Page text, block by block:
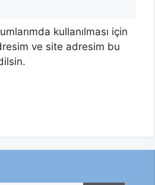
kullanılması için
ve site adresim bu